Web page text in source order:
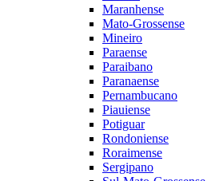
Maranhense
Mato-Grossense
Mineiro
Paraense
Paraibano
Paranaense
Pernambucano
Piauiense
Potiguar
Rondoniense
Roraimense
Sergipano